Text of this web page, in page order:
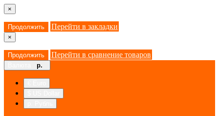
×
Продолжить Перейти в закладки
×
Продолжить Перейти в сравнение товаров
р.